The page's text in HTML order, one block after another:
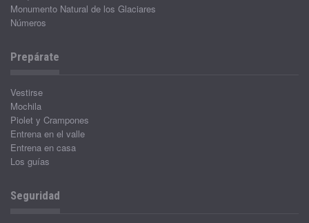
Monumento Natural de los Glaciares
Números
Prepárate
Vestirse
Mochila
Piolet y Crampones
Entrena en el valle
Entrena en casa
Los guías
Seguridad